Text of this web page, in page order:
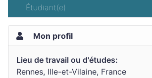
Étudiant(e)
Mon profil
Lieu de travail ou d'études:
Rennes, Ille-et-Vilaine, France